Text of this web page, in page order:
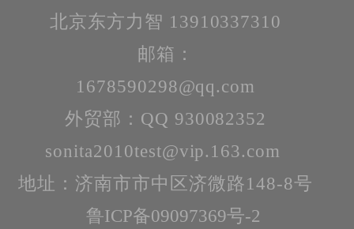
北京东方力智 13910337310
邮箱：
1678590298@qq.com
外贸部：QQ 930082352
sonita2010test@vip.163.com
地址：济南市市中区济微路148-8号
鲁ICP备09097369号-2